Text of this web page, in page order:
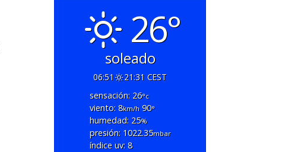
26°
soleado
06:51
21:31 CEST
sensación: 26°c
viento: 8km/h90°
humedad: 25%
presión: 1022.35mbar
índice uv: 8